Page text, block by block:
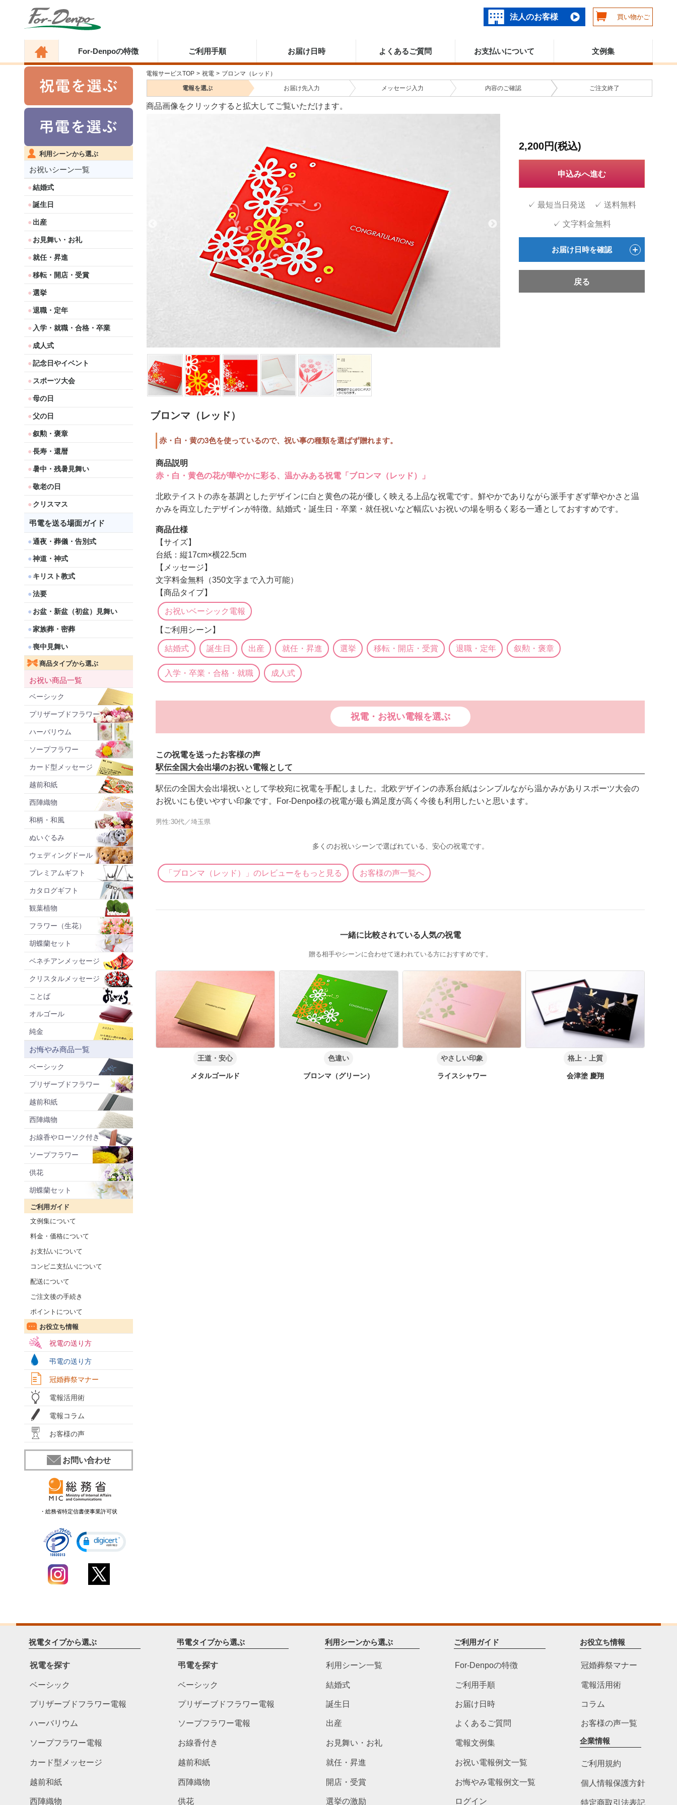
法人のお客様 買い物かご
For-Denpoの特徴 ご利用手順 お届け日時 よくあるご質問 お支払いについて 文例集
利用シーンから選ぶ
お祝いシーン一覧
結婚式
誕生日
出産
お見舞い・お礼
就任・昇進
移転・開店・受賞
選挙
退職・定年
入学・就職・合格・卒業
成人式
記念日やイベント
スポーツ大会
母の日
父の日
叙勲・褒章
長寿・還暦
暑中・残暑見舞い
敬老の日
クリスマス
弔電を送る場面ガイド
通夜・葬儀・告別式
神道・神式
キリスト教式
法要
お盆・新盆（初盆）見舞い
家族葬・密葬
喪中見舞い
商品タイプから選ぶ
お祝い商品一覧
ベーシック
プリザーブドフラワー
ハーバリウム
ソープフラワー
カード型メッセージ
越前和紙
西陣織物
和柄・和風
ぬいぐるみ
ウェディングドール
プレミアムギフト
カタログギフト
観葉植物
フラワー（生花）
胡蝶蘭セット
ベネチアンメッセージ
クリスタルメッセージ
ことば
オルゴール
純金
お悔やみ商品一覧
ベーシック
プリザーブドフラワー
越前和紙
西陣織物
お線香やローソク付き
ソープフラワー
供花
胡蝶蘭セット
ご利用ガイド
文例集について
料金・価格について
お支払いについて
コンビニ支払いについて
配送について
ご注文後の手続き
ポイントについて
お役立ち情報
祝電の送り方
弔電の送り方
冠婚葬祭マナー
電報活用術
電報コラム
お客様の声
お問い合わせ
・総務省特定信書便事業許可状
電報サービスTOP > 祝電 > ブロンマ（レッド）
電報を選ぶ お届け先入力 メッセージ 入力 内容の ご確認 ご注文終了
商品画像をクリックすると拡大してご覧いただけます。
ブロンマ（レッド）
赤・白・黄の3色を使っているので、祝い事の種類を選ばず贈れます。
商品説明
赤・白・黄色の花が華やかに彩る、温かみある祝電「ブロンマ（レッド）」
北欧テイストの赤を基調としたデザインに白と黄色の花が優しく映える上品な祝電です。鮮やかでありながら派手すぎず華やかさと温
かみを両立したデザインが特徴。結婚式・誕生日・卒業・就任祝いなど幅広いお祝いの場を明るく彩る一通としておすすめです。
商品仕様
【サイズ】
台紙：縦17cm×横22.5cm
【メッセージ】
文字料金無料（350文字まで入力可能）
【商品タイプ】
お祝いベーシック電報
【ご利用シーン】
結婚式 誕生日 出産 就任・昇進 選挙 移転・開店・受賞 退職・定年 叙勲・褒章
入学・卒業・合格・就職 成人式
祝電・お祝い電報を選ぶ
この祝電を送ったお客様の声
駅伝全国大会出場のお祝い電報として
駅伝の全国大会出場祝いとして学校宛に祝電を手配しました。北欧デザインの赤系台紙はシンプルながら温かみがありスポーツ大会の
お祝いにも使いやすい印象です。For-Denpo様の祝電が最も満足度が高く今後も利用したいと思います。
男性:30代／埼玉県
多くのお祝いシーンで選ばれている、安心の祝電です。
「ブロンマ（レッド）」のレビューをもっと見る お客様の声一覧へ
一緒に比較されている人気の祝電
贈る相手やシーンに合わせて迷われている方におすすめです。
王道・安心
メタルゴールド
色違い
ブロンマ（グリーン）
やさしい印象
ライスシャワー
格上・上質
会津塗 慶翔
2,200円(税込)
申込みへ進む
✓ 最短当日発送 ✓ 送料無料
✓ 文字料金無料
お届け日時を確認
戻る
祝電タイプから選ぶ
祝電を探す
ベーシック
プリザーブドフラワー電報
ハーバリウム
ソープフラワー電報
カード型メッセージ
越前和紙
西陣織物
弔電タイプから選ぶ
弔電を探す
ベーシック
プリザーブドフラワー電報
ソープフラワー電報
お線香付き
越前和紙
西陣織物
供花
利用シーンから選ぶ
利用シーン一覧
結婚式
誕生日
出産
お見舞い・お礼
就任・昇進
開店・受賞
選挙の激励
ご利用ガイド
For-Denpoの特徴
ご利用手順
お届け日時
よくあるご質問
電報文例集
お祝い電報例文一覧
お悔やみ電報例文一覧
ログイン
お役立ち情報
冠婚葬祭マナー
電報活用術
コラム
お客様の声一覧
企業情報
ご利用規約
個人情報保護方針
特定商取引法表記